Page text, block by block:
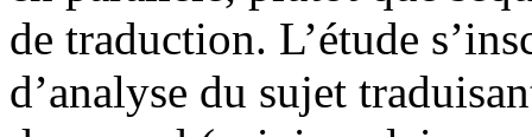
de traduction. L’étude
d’analyse du sujet